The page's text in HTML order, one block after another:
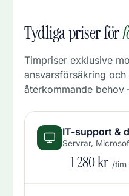
Tydliga priser för
Timpriser exklusive
ansvarsförsäkring
återkommande
IT-support &
Servrar,
1 280 kr /tim